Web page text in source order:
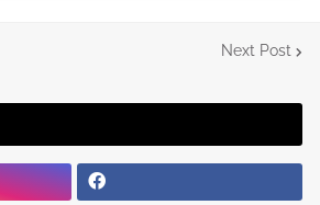
Next Post